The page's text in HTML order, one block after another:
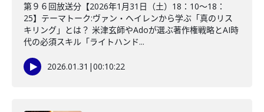
第９６回放送分【2026年1月31日（土）18：10～18：
25】テーマトーク:ヴァン・ヘイレンから学ぶ「真のリス
キリング」とは？ 米津玄師やAdoが選ぶ著作権戦略とAI時
代の必須スキル「ライトハンド...
2026.01.31 |00:10:22